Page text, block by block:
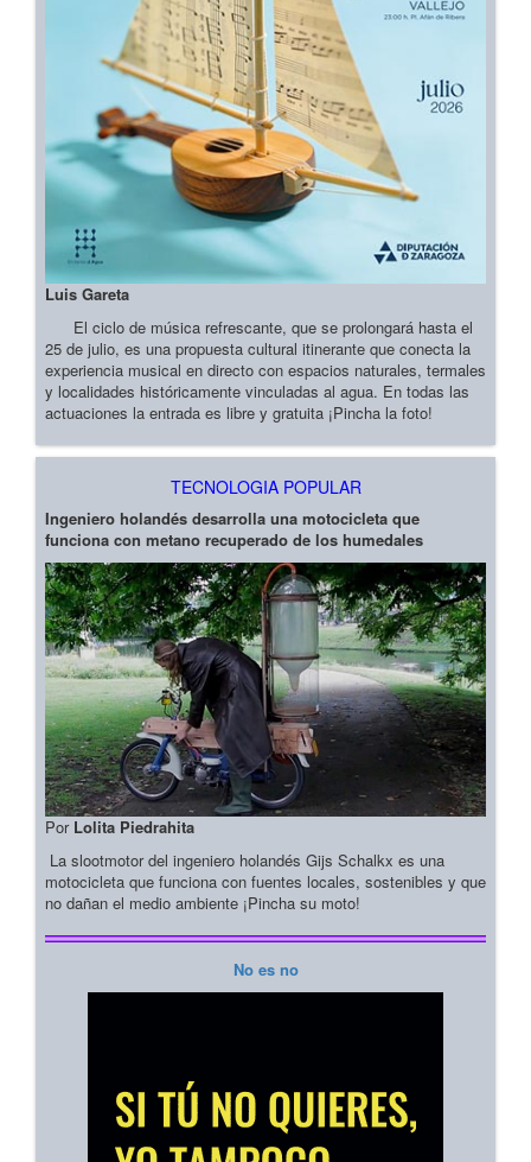
Luis Gareta
El ciclo de música refrescante, que se prolongará hasta el
25 de julio, es una propuesta cultural itinerante que conecta la
experiencia musical en directo con espacios naturales, termales
y localidades históricamente vinculadas al agua. En todas las
actuaciones la entrada es libre y gratuita ¡Pincha la foto!
TECNOLOGIA POPULAR
Ingeniero holandés desarrolla una motocicleta que
funciona con metano recuperado de los humedales
Por Lolita Piedrahita
La slootmotor del ingeniero holandés Gijs Schalkx es una
motocicleta que funciona con fuentes locales, sostenibles y que
no dañan el medio ambiente ¡Pincha su moto!
No es no